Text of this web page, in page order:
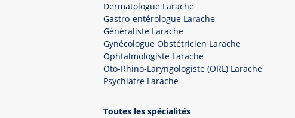
Dermatologue Larache
Gastro-entérologue Larache
Généraliste Larache
Gynécologue Obstétricien Larache
Ophtalmologiste Larache
Oto-Rhino-Laryngologiste (ORL) Larache
Psychiatre Larache
Toutes les spécialités